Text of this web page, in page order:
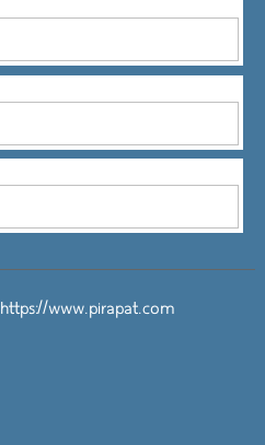
https://www.pirapat.com